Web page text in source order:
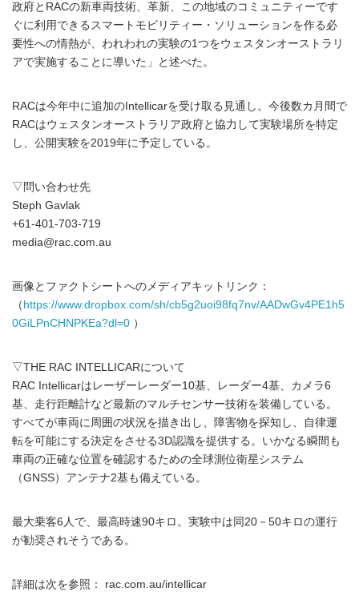
政府とRACの新車両技術、革新、この地域のコミュニティーです
ぐに利用できるスマートモビリティー・ソリューションを作る必
要性への情熱が、われわれの実験の1つをウェスタンオーストラリ
アで実施することに導いた」と述べた。
RACは今年中に追加のIntellicarを受け取る見通し。今後数カ月間で
RACはウェスタンオーストラリア政府と協力して実験場所を特定
し、公開実験を2019年に予定している。
▽問い合わせ先
Steph Gavlak
+61-401-703-719
media@rac.com.au
画像とファクトシートへのメディアキットリンク：
（ https://www.dropbox.com/sh/cb5g2uoi98fq7nv/AADwGv4PE1h5
0GiLPnCHNPKEa?dl=0 ）
▽THE RAC INTELLICARについて
RAC Intellicarはレーザーレーダー10基、レーダー4基、カメラ6
基、走行距離計など最新のマルチセンサー技術を装備している。
すべてが車両に周囲の状況を描き出し、障害物を探知し、自律運
転を可能にする決定をさせる3D認識を提供する。いかなる瞬間も
車両の正確な位置を確認するための全球測位衛星システム
（GNSS）アンテナ2基も備えている。
最大乗客6人で、最高時速90キロ。実験中は同20－50キロの運行
が勧奨されそうである。
詳細は次を参照： rac.com.au/intellicar